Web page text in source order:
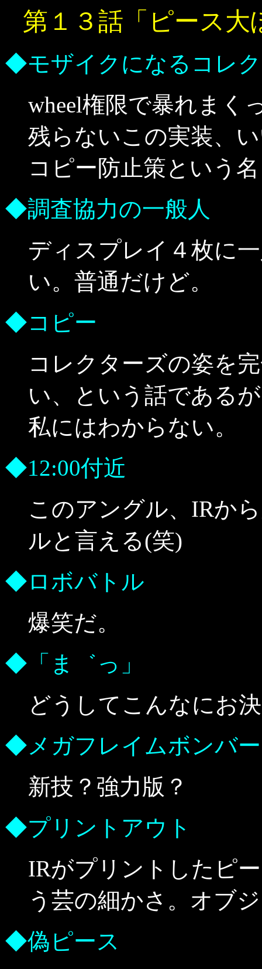
第１３話「ピース大
◆モザイクになるコレ
wheel権限で暴れまく
残らないこの実装、
コピー防止策という
◆調査協力の一般人
ディスプレイ４枚に
い。普通だけど。
◆コピー
コレクターズの姿を
い、という話である
私にはわからない。
◆12:00付近
このアングル、IRか
ルと言える(笑)
◆ロボバトル
爆笑だ。
◆「ま゛っ」
どうしてこんなにお
◆メガフレイムボンバー
新技？強力版？
◆プリントアウト
IRがプリントしたピ
う芸の細かさ。オブ
◆偽ピース